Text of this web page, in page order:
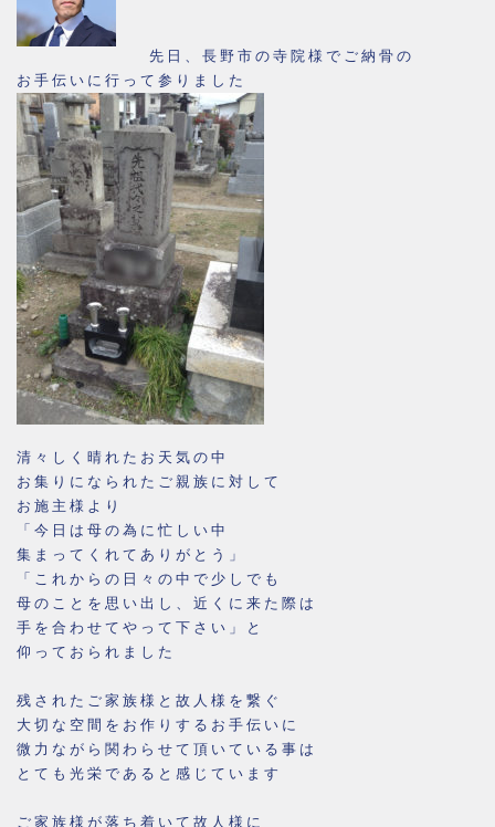
先日、長野市の寺院様でご納骨の
お手伝いに行って参りました
清々しく晴れたお天気の中
お集りになられたご親族に対して
お施主様より
「今日は母の為に忙しい中
集まってくれてありがとう」
「これからの日々の中で少しでも
母のことを思い出し、近くに来た際は
手を合わせてやって下さい」と
仰っておられました
残されたご家族様と故人様を繋ぐ
大切な空間をお作りするお手伝いに
微力ながら関わらせて頂いている事は
とても光栄であると感じています
ご家族様が落ち着いて故人様に